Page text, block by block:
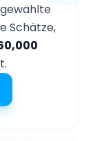
Schätze,